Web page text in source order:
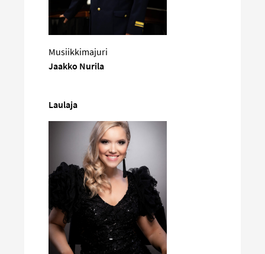
Musiikkimajuri
Jaakko Nurila
Laulaja